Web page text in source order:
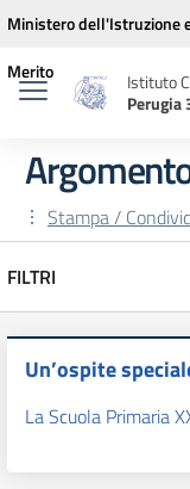
Vai ai contenuti
Vai al menu di
Vai al footer
Ministero dell'Istruzione
Merito
Istituto
Perugia
Stampa /
FILTRI
Un’ospite
La Scuola Primaria